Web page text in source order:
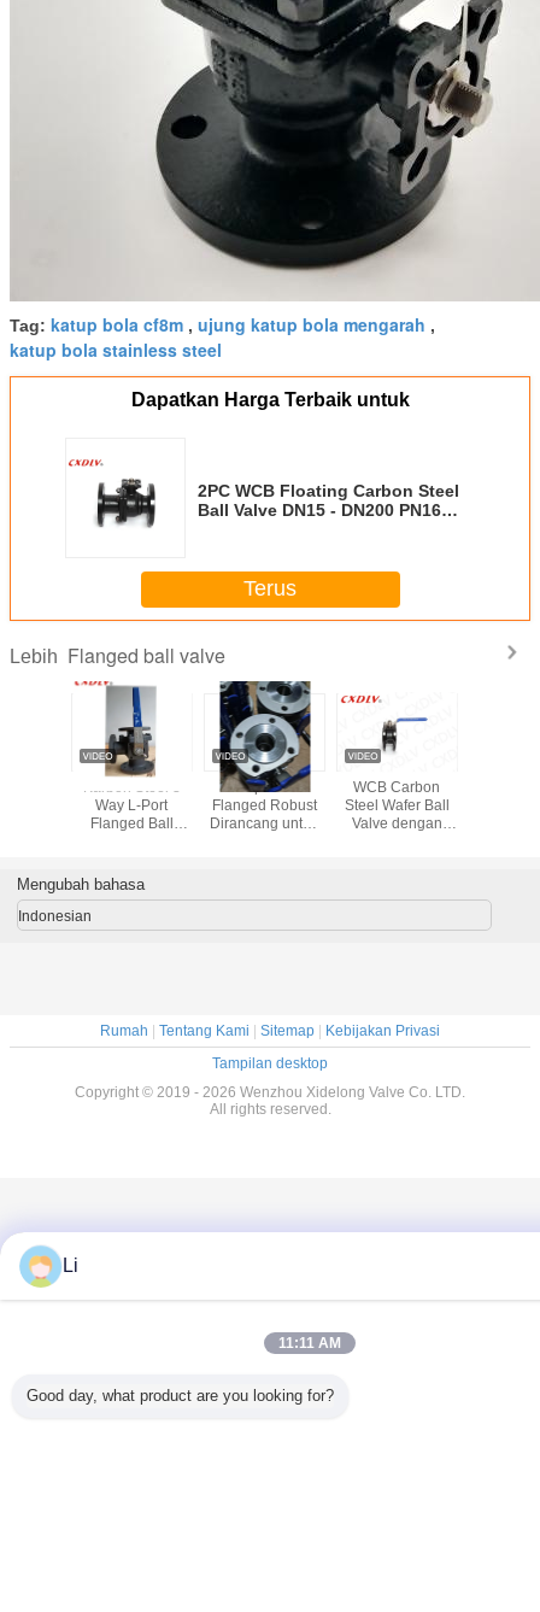
Tag: katup bola cf8m , ujung katup bola mengarah ,
katup bola stainless steel
Dapatkan Harga Terbaik untuk
2PC WCB Floating Carbon Steel
Ball Valve DN15 - DN200 PN16
Terus
Lebih Flanged ball valve
Valve
untuk
Fluida
Karbon Steel 3
Way L-Port
Flanged Ball
Mounting Pad
With Handle
Lever JIS10K
Connection
Klep Bola
Flanged Robust
Dirancang untuk
Berbagai Industri
WCB Carbon
Steel Wafer Ball
Valve dengan
Minyak Air
Mengubah bahasa
Indonesian
Rumah | Tentang Kami | Sitemap | Kebijakan Privasi
Tampilan desktop
Copyright © 2019 - 2026 Wenzhou Xidelong Valve Co. LTD.
All rights reserved.
Li
11:11 AM
Good day, what product are you looking for?